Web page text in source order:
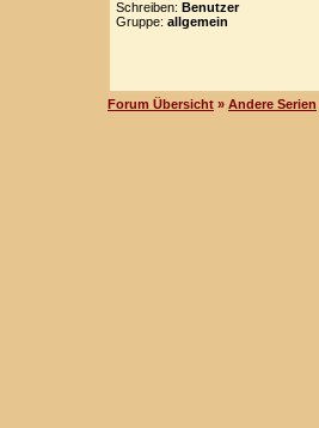
Schreiben: Benutzer
Gruppe: allgemein
Forum Übersicht » Andere Serien